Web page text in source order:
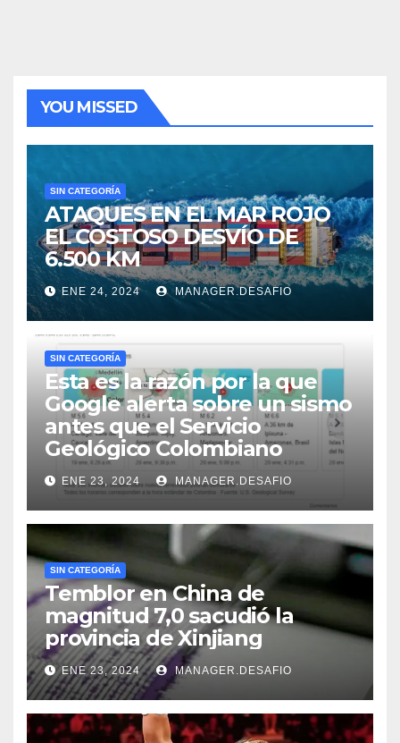
YOU MISSED
SIN CATEGORÍA
ATAQUES EN EL MAR ROJO
EL COSTOSO DESVÍO DE
6.500 KM
ENE 24, 2024 MANAGER.DESAFIO
SIN CATEGORÍA
Esta es la razón por la que
Google alerta sobre un sismo
antes que el Servicio
Geológico Colombiano
ENE 23, 2024 MANAGER.DESAFIO
SIN CATEGORÍA
Temblor en China de
magnitud 7,0 sacudió la
provincia de Xinjiang
ENE 23, 2024 MANAGER.DESAFIO